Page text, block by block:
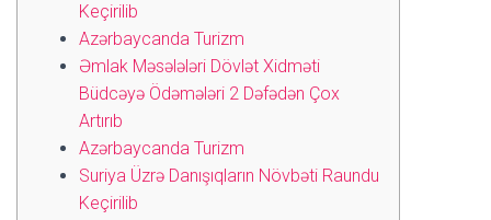
Keçirilib
Azərbaycanda Turizm
Əmlak Məsələləri Dövlət Xidməti
Büdcəyə Ödəmələri 2 Dəfədən Çox
Artırıb
Azərbaycanda Turizm
Suriya Üzrə Danışıqların Növbəti Raundu
Keçirilib